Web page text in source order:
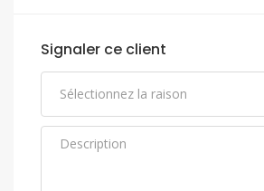
Signaler ce client